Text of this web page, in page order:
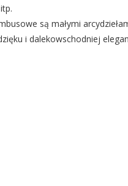
są małymi
i dalekowschodniej